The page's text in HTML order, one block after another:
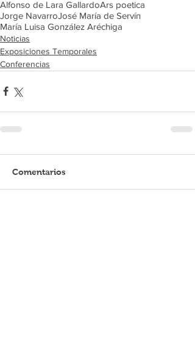
Alfonso de Lara GallardoArs poetica
Jorge NavarroJosé María de Servín
María Luisa González Aréchiga
Noticias
Exposiciones Temporales
Conferencias
Comentarios